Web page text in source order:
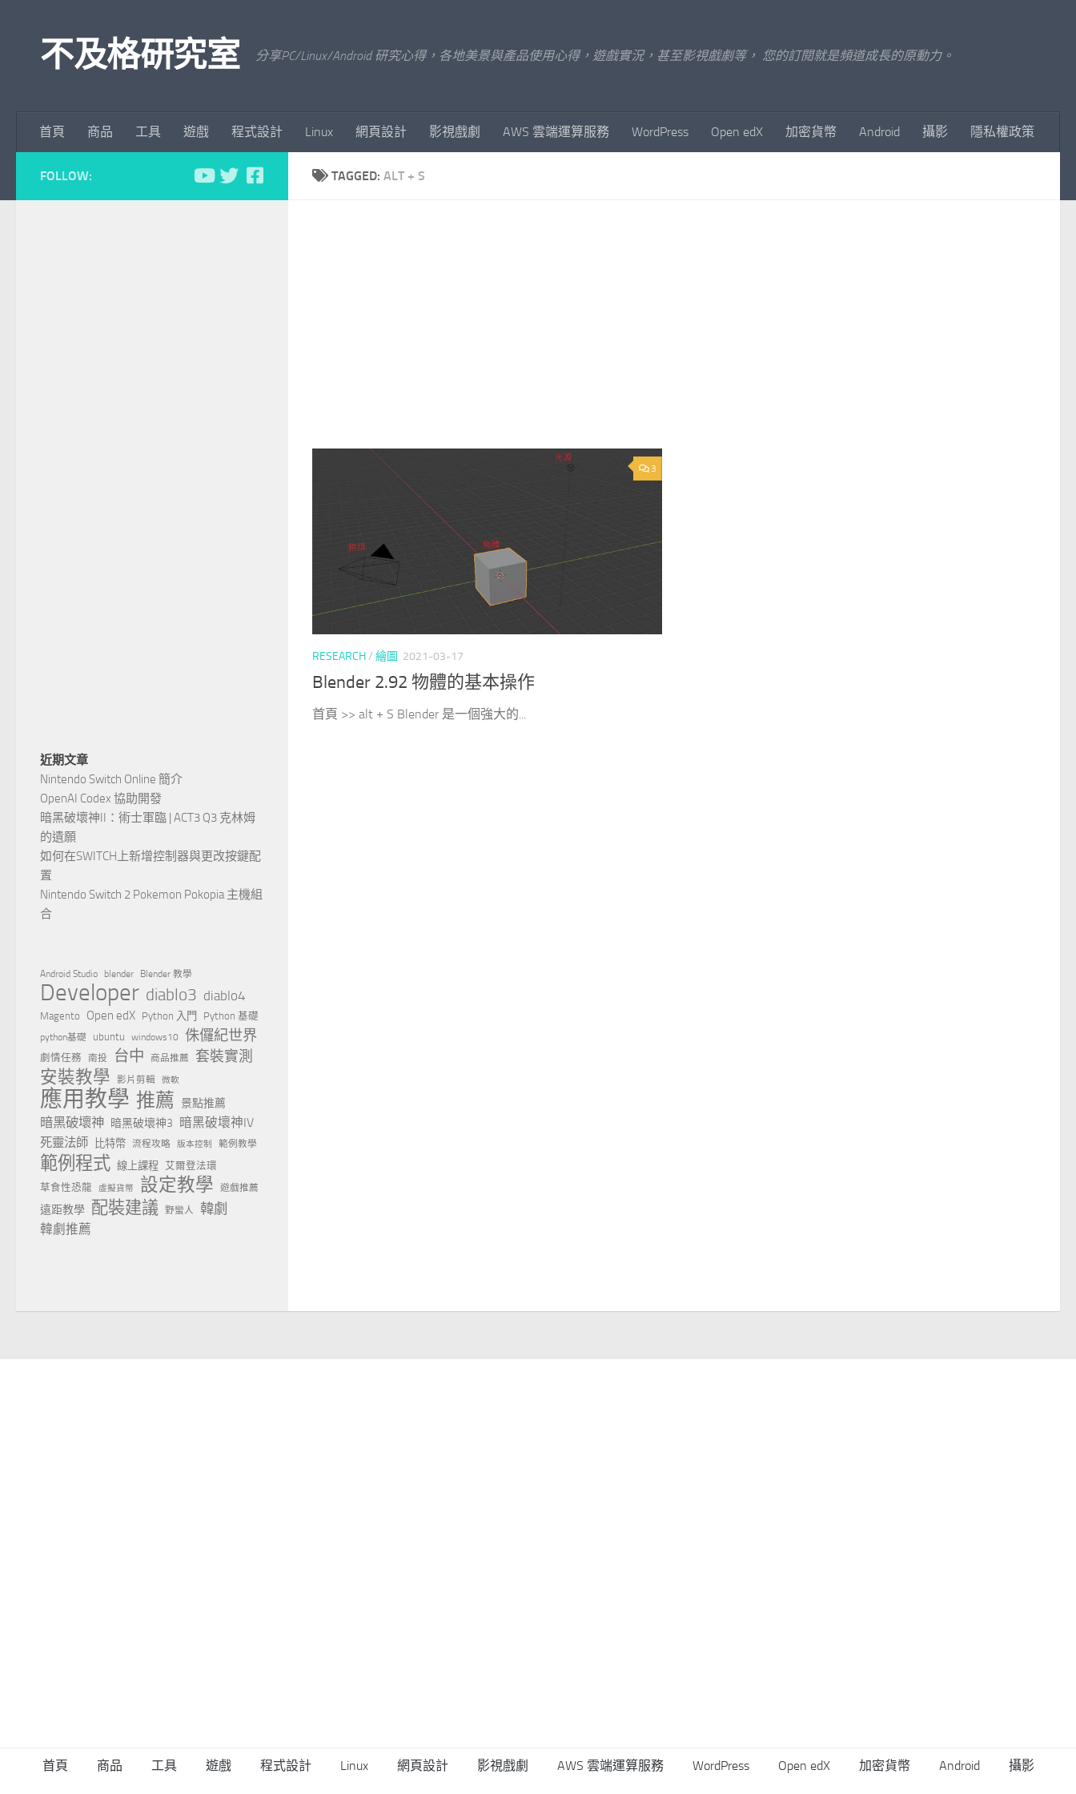
不及格研究室 分享PC/Linux/Android 研究心得，各地美景與產品使用心得，遊戲實況，甚至影視戲劇等， 您的訂閱就是頻道成長的原動力。
首頁 商品 工具 遊戲 程式設計 Linux 網頁設計 影視戲劇 AWS 雲端運算服務 WordPress Open edX 加密貨幣 Android 攝影 隱私權政策
TAGGED: ALT + S
3
RESEARCH/ 繪圖 2021-03-17
Blender 2.92 物體的基本操作
首頁 >> alt + S Blender 是一個強大的...
FOLLOW:
近期文章
Nintendo Switch Online 簡介
OpenAI Codex 協助開發
暗黑破壞神II：術士軍臨 | ACT3 Q3 克林姆
的遺願
如何在SWITCH上新增控制器與更改按鍵配
置
Nintendo Switch 2 Pokemon Pokopia 主機組
合
Android Studio blender Blender 教學
Developer diablo3 diablo4
Magento Open edX Python 入門 Python 基礎
python基礎 ubuntu windows10 侏儸紀世界
劇情任務 南投 台中 商品推薦 套裝實測
安裝教學 影片剪輯 微軟
應用教學 推薦 景點推薦
暗黑破壞神 暗黑破壞神3 暗黑破壞神IV
死靈法師 比特幣 流程攻略 版本控制 範例教學
範例程式 線上課程
艾爾登法環
草食性恐龍
虛擬貨幣 設定教學 遊戲推薦
遠距教學 配裝建議 野蠻人 韓劇
韓劇推薦
首頁 商品 工具 遊戲 程式設計 Linux 網頁設計 影視戲劇 AWS 雲端運算服務 WordPress Open edX 加密貨幣 Android 攝影